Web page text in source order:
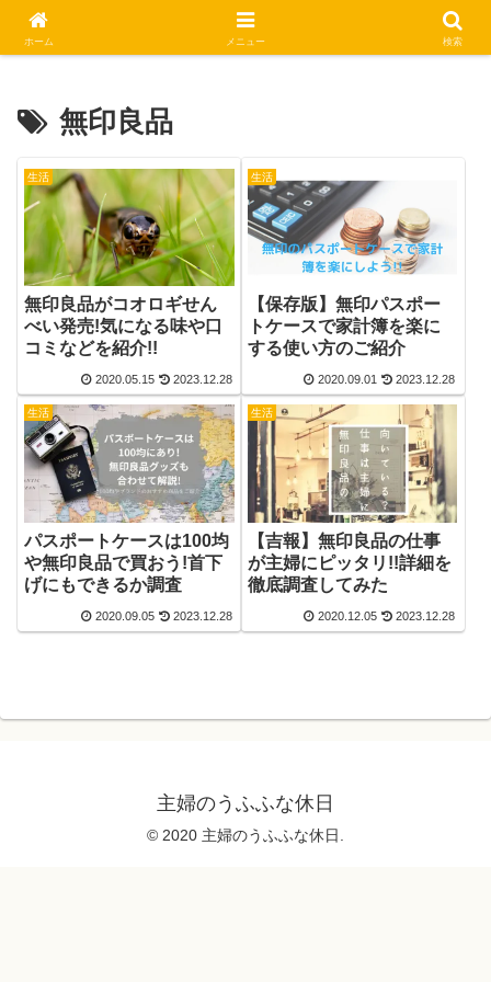
休日はステキな一日にしましょう
無印良品
生活
無印良品がコオロギせん
べい発売!気になる味や口
コミなどを紹介!!
2020.05.15 2023.12.28
生活
【保存版】無印パスポー
トケースで家計簿を楽に
する使い方のご紹介
2020.09.01 2023.12.28
生活
パスポートケースは100均
や無印良品で買おう!首下
げにもできるか調査
2020.09.05 2023.12.28
生活
【吉報】無印良品の仕事
が主婦にピッタリ!!詳細を
徹底調査してみた
2020.12.05 2023.12.28
主婦のうふふな休日
© 2020 主婦のうふふな休日.
ホーム メニュー 検索